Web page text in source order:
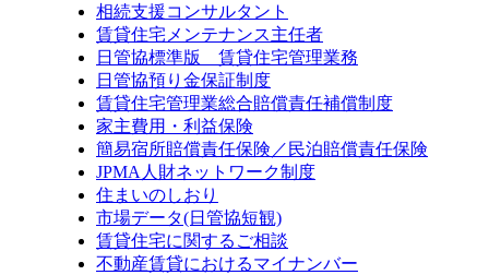
相続支援コンサルタント
賃貸住宅メンテナンス主任者
日管協標準版 賃貸住宅管理業務
日管協預り金保証制度
賃貸住宅管理業総合賠償責任補償制度
家主費用・利益保険
簡易宿所賠償責任保険／民泊賠償責任保険
JPMA人財ネットワーク制度
住まいのしおり
市場データ(日管協短観)
賃貸住宅に関するご相談
不動産賃貸におけるマイナンバー